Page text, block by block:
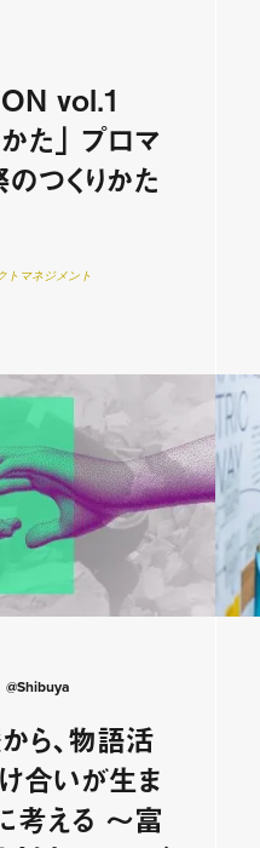
vol.1
た」 プロマ
つくりかた
トマネジメント
@Shibuya
ら、物語活
合いが生ま
考える 〜富